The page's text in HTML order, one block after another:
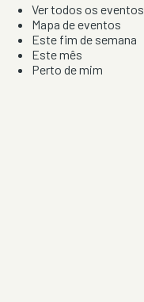
Ver todos os eventos
Mapa de eventos
Este fim de semana
Este mês
Perto de mim